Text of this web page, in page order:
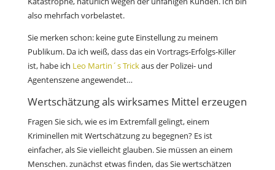
also mehrfach vorbelastet.
Sie merken schon: keine gute Einstellung zu meinem
Publikum. Da ich weiß, dass das ein Vortrags-Erfolgs-Killer
ist, habe ich Leo Martin´s Trickaus der Polizei- und
Agentenszene angewendet…
Wertschätzung als wirksames Mittel erzeugen
Fragen Sie sich, wie es im Extremfall gelingt, einem
Kriminellen mit Wertschätzung zu begegnen? Es ist
einfacher, als Sie vielleicht glauben. Sie müssen an einem
Menschen. zunächst etwas finden, das Sie wertschätzen